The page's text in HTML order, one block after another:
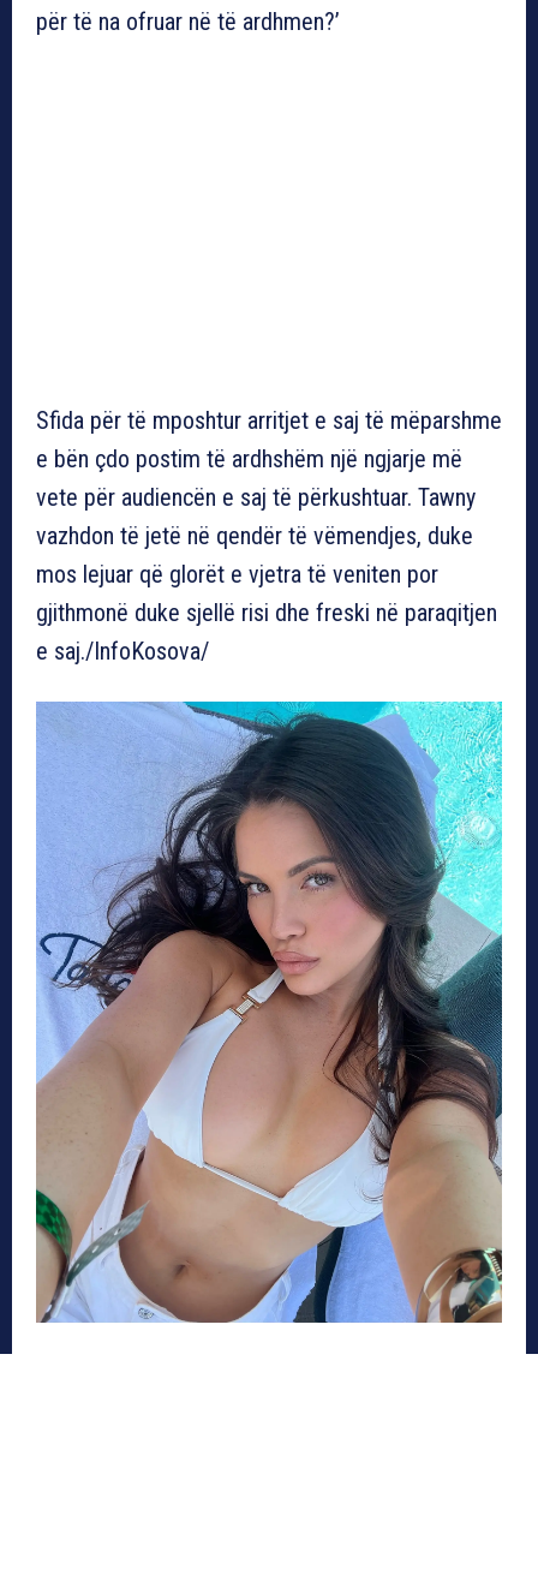
për të na ofruar në të ardhmen?’
Sfida për të mposhtur arritjet e saj të mëparshme
e bën çdo postim të ardhshëm një ngjarje më
vete për audiencën e saj të përkushtuar. Tawny
vazhdon të jetë në qendër të vëmendjes, duke
mos lejuar që glorët e vjetra të veniten por
gjithmonë duke sjellë risi dhe freski në paraqitjen
e saj./InfoKosova/